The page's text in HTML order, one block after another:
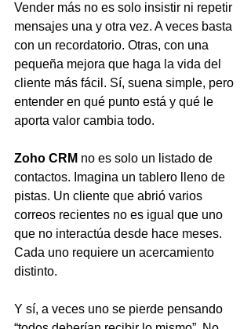
Vender más no es solo insistir ni repetir
mensajes una y otra vez. A veces basta
con un recordatorio. Otras, con una
pequeña mejora que haga la vida del
cliente más fácil. Sí, suena simple, pero
entender en qué punto está y qué le
aporta valor cambia todo.
Zoho CRM no es solo un listado de
contactos. Imagina un tablero lleno de
pistas. Un cliente que abrió varios
correos recientes no es igual que uno
que no interactúa desde hace meses.
Cada uno requiere un acercamiento
distinto.
Y sí, a veces uno se pierde pensando